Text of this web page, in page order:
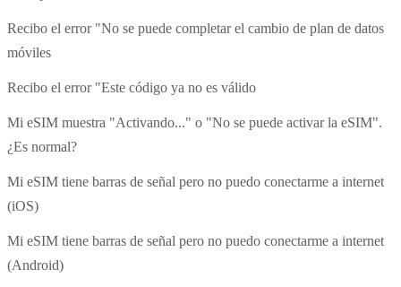
Recibo el error "No se puede completar el cambio de plan de datos
móviles
Recibo el error "Este código ya no es válido
Mi eSIM muestra "Activando..." o "No se puede activar la eSIM".
¿Es normal?
Mi eSIM tiene barras de señal pero no puedo conectarme a internet
(iOS)
Mi eSIM tiene barras de señal pero no puedo conectarme a internet
(Android)